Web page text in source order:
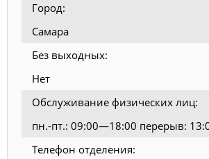
Город:
Самара
Без выходных:
Нет
Обслуживание физических лиц:
пн.-пт.: 09:00—18:00 перерыв:
Телефон отделения: